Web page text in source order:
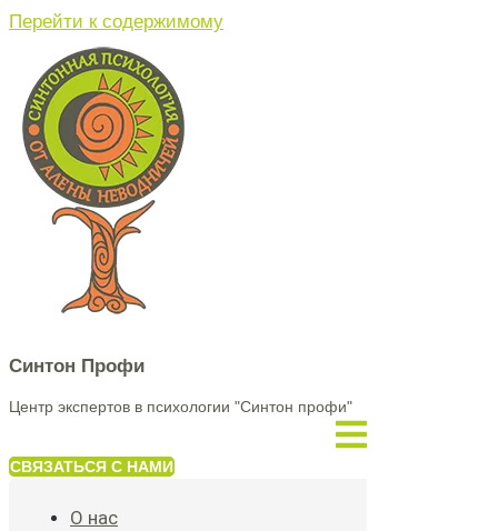
Перейти к содержимому
Синтон Профи
Центр экспертов в психологии "Синтон профи"
СВЯЗАТЬСЯ С НАМИ
О нас